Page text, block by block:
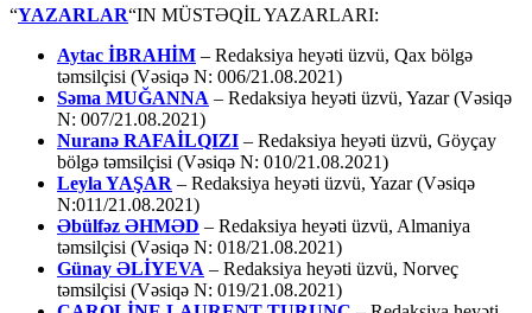
“YAZARLAR“IN MÜSTƏQİL YAZARLARI:
Aytac İBRAHİM – Redaksiya heyəti üzvü, Qax bölgə
təmsilçisi (Vəsiqə N: 006/21.08.2021)
Səma MUĞANNA – Redaksiya heyəti üzvü, Yazar (Vəsiqə
N: 007/21.08.2021)
Nuranə RAFAİLQIZI – Redaksiya heyəti üzvü, Göyçay
bölgə təmsilçisi (Vəsiqə N: 010/21.08.2021)
Leyla YAŞAR – Redaksiya heyəti üzvü, Yazar (Vəsiqə
N:011/21.08.2021)
Əbülfəz ƏHMƏD – Redaksiya heyəti üzvü, Almaniya
təmsilçisi (Vəsiqə N: 018/21.08.2021)
Günay ƏLİYEVA – Redaksiya heyəti üzvü, Norveç
təmsilçisi (Vəsiqə N: 019/21.08.2021)